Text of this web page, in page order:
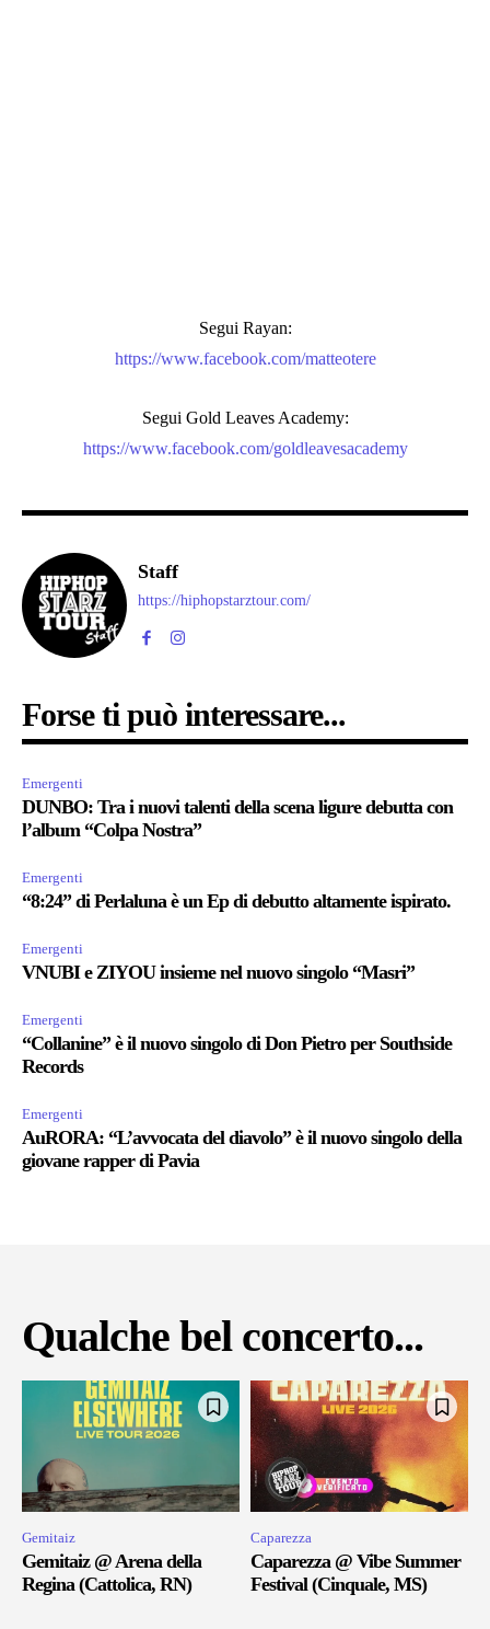
Segui Rayan:
https://www.facebook.com/matteotere
Segui Gold Leaves Academy:
https://www.facebook.com/goldleavesacademy
Staff
https://hiphopstarztour.com/
Forse ti può interessare...
Emergenti
DUNBO: Tra i nuovi talenti della scena ligure debutta con
l’album “Colpa Nostra”
Emergenti
“8:24” di Perlaluna è un Ep di debutto altamente ispirato.
Emergenti
VNUBI e ZIYOU insieme nel nuovo singolo “Masri”
Emergenti
“Collanine” è il nuovo singolo di Don Pietro per Southside
Records
Emergenti
AuRORA: “L’avvocata del diavolo” è il nuovo singolo della
giovane rapper di Pavia
Qualche bel concerto...
Gemitaiz
Gemitaiz @ Arena della
Regina (Cattolica, RN)
Caparezza
Caparezza @ Vibe Summer
Festival (Cinquale, MS)